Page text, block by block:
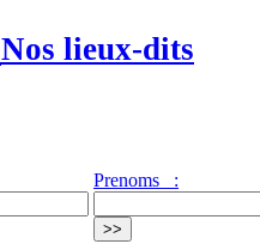
Nos lieux-dits
Prenoms :